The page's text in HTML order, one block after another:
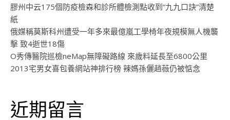
膠州中云175個防疫檢森和診所體檢測點收到“九九口訣”清楚
紙
俄媒稱莫斯科州遭受一年多來最億嵐工學椅年夜規模無人機襲
擊 致4逝世18傷
O秀傳醫院巡檢neMap無障礙路線 來歲料延長至6800公里
2013宅男女喜包養網站神排行榜 辣媽孫儷趙薇仍被惦念
近期留言